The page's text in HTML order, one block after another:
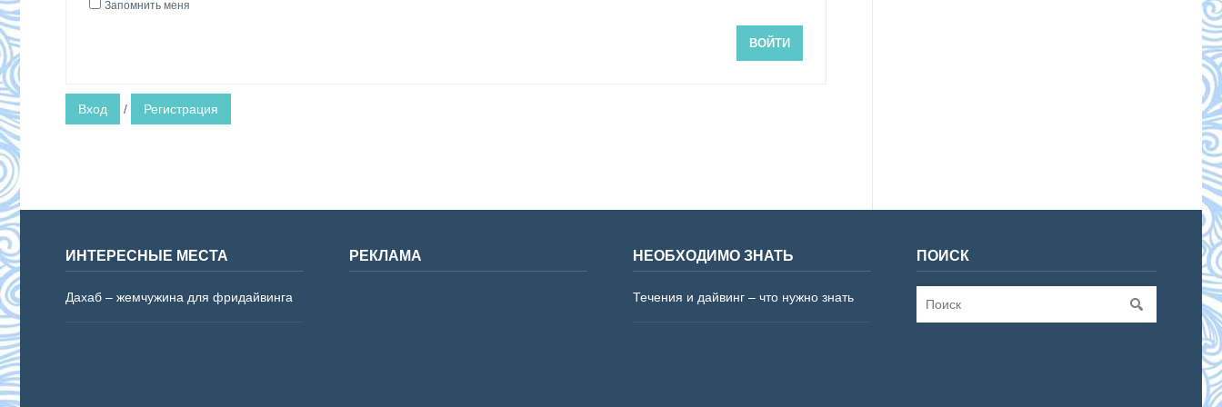
Запомнить меня
ВОЙТИ
Вход / Регистрация
ИНТЕРЕСНЫЕ МЕСТА
Дахаб – жемчужина для фридайвинга
РЕКЛАМА НЕОБХОДИМО ЗНАТЬ
Течения и дайвинг – что нужно знать
ПОИСК